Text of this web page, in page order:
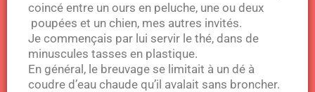
coincé entre un ours en peluche, une ou deux
poupées et un chien, mes autres invités.
Je commençais par lui servir le thé, dans de
minuscules tasses en plastique.
En général, le breuvage se limitait à un dé à
coudre d’eau chaude qu’il avalait sans broncher.